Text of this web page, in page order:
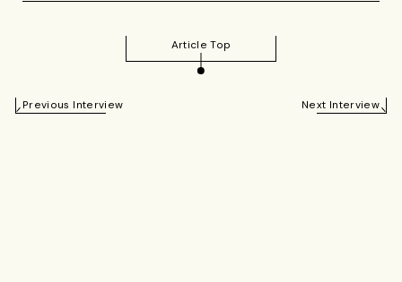
Article Top
Previous Interview Next Interview